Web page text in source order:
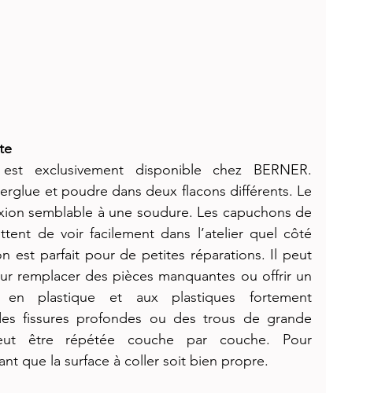
exclusivement disponible chez BERNER.
et poudre dans deux flacons différents. Le
semblable à une soudure. Les capuchons de
de voir facilement dans l’atelier quel côté
est parfait pour de petites réparations. Il peut
remplacer des pièces manquantes ou offrir un
plastique et aux plastiques fortement
fissures profondes ou des trous de grande
être répétée couche par couche. Pour
que la surface à coller soit bien propre.